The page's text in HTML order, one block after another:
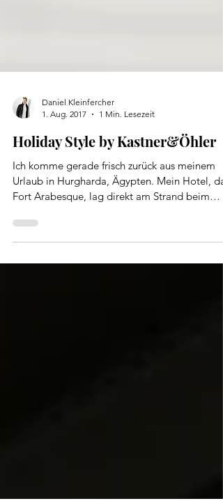
Daniel Kleinfercher
1. Aug. 2017
1 Min. Lesezeit
Holiday Style by Kastner&Öhler
Urlaub in Hurgharda, Ägypten. Mein Hotel, das
Fort Arabesque, lag direkt am Strand beim
Makadi...